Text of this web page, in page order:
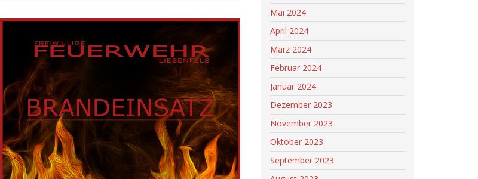
Mai 2024
April 2024
März 2024
Februar 2024
Januar 2024
Dezember 2023
November 2023
Oktober 2023
September 2023